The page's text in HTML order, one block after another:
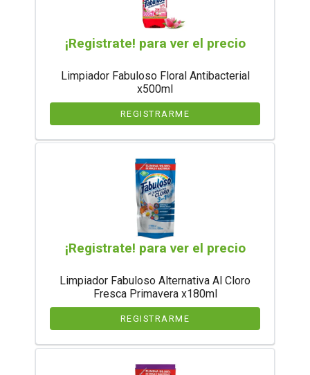
¡Registrate! para ver el precio
Limpiador Fabuloso Floral Antibacterial
x500ml
REGISTRARME
¡Registrate! para ver el precio
Limpiador Fabuloso Alternativa Al Cloro
Fresca Primavera x180ml
REGISTRARME